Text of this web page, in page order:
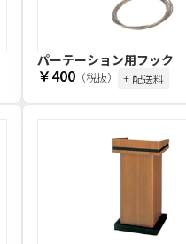
パーテーション用フック
￥400（税抜） + 配送料